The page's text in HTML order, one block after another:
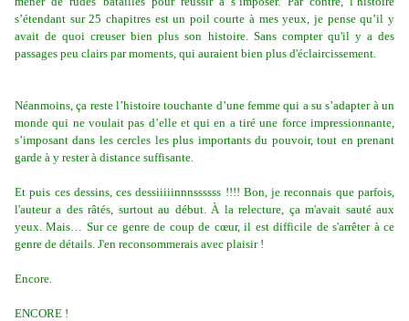
s’étendant sur 25 chapitres est un poil courte à mes yeux, je pense qu’il y
avait de quoi creuser bien plus son histoire. Sans compter qu'il y a des
passages peu clairs par moments, qui auraient bien plus d'éclaircissement.
Néanmoins, ça reste l’histoire touchante d’une femme qui a su s’adapter à un
monde qui ne voulait pas d’elle et qui en a tiré une force impressionnante,
s’imposant dans les cercles les plus importants du pouvoir, tout en prenant
garde à y rester à distance suffisante.
Et puis ces dessins, ces dessiiiiinnnssssss !!!! Bon, je reconnais que parfois,
l'auteur a des râtés, surtout au début. À la relecture, ça m'avait sauté aux
yeux. Mais… Sur ce genre de coup de cœur, il est difficile de s'arrêter à ce
genre de détails. J'en reconsommerais avec plaisir !
Encore.
ENCORE !